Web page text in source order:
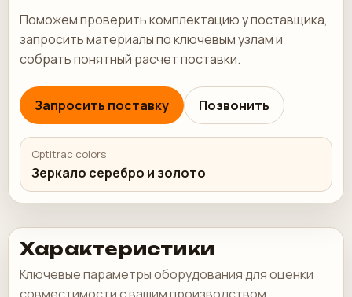
Поможем проверить комплектацию у поставщика,
запросить материалы по ключевым узлам и
собрать понятный расчет поставки.
Запросить поставку Позвонить
Optitrac colors
Зеркало серебро и золото
Характеристики
Ключевые параметры оборудования для оценки